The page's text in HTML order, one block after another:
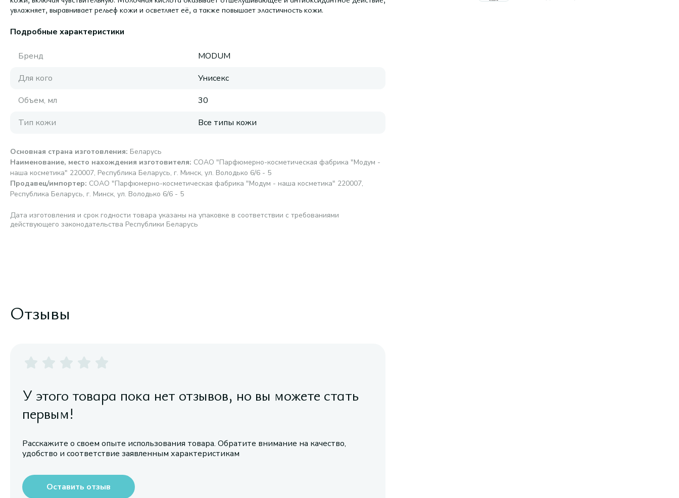
увлажняет, выравнивает рельеф кожи и осветляет её, а также повышает эластичность кожи.
Подробные характеристики
Бренд
MODUM
Для кого
Унисекс
Объем, мл
30
Тип кожи
Все типы кожи
Основная страна изготовления: Беларусь
Наименование, место нахождения изготовителя: СОАО "Парфюмерно-косметическая фабрика "Модум -
наша косметика" 220007, Республика Беларусь, г. Минск, ул. Володько 6/6 - 5
Продавец/импортер: СОАО "Парфюмерно-косметическая фабрика "Модум - наша косметика" 220007,
Республика Беларусь, г. Минск, ул. Володько 6/6 - 5
Дата изготовления и срок годности товара указаны на упаковке в соответствии с требованиями
действующего законодательства Республики Беларусь
Отзывы
У этого товара пока нет отзывов, но вы можете стать
первым!
Расскажите о своем опыте использования товара. Обратите внимание на качество,
удобство и соответствие заявленным характеристикам
Оставить отзыв